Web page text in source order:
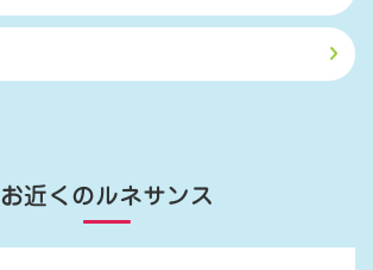
お近くのルネサンス